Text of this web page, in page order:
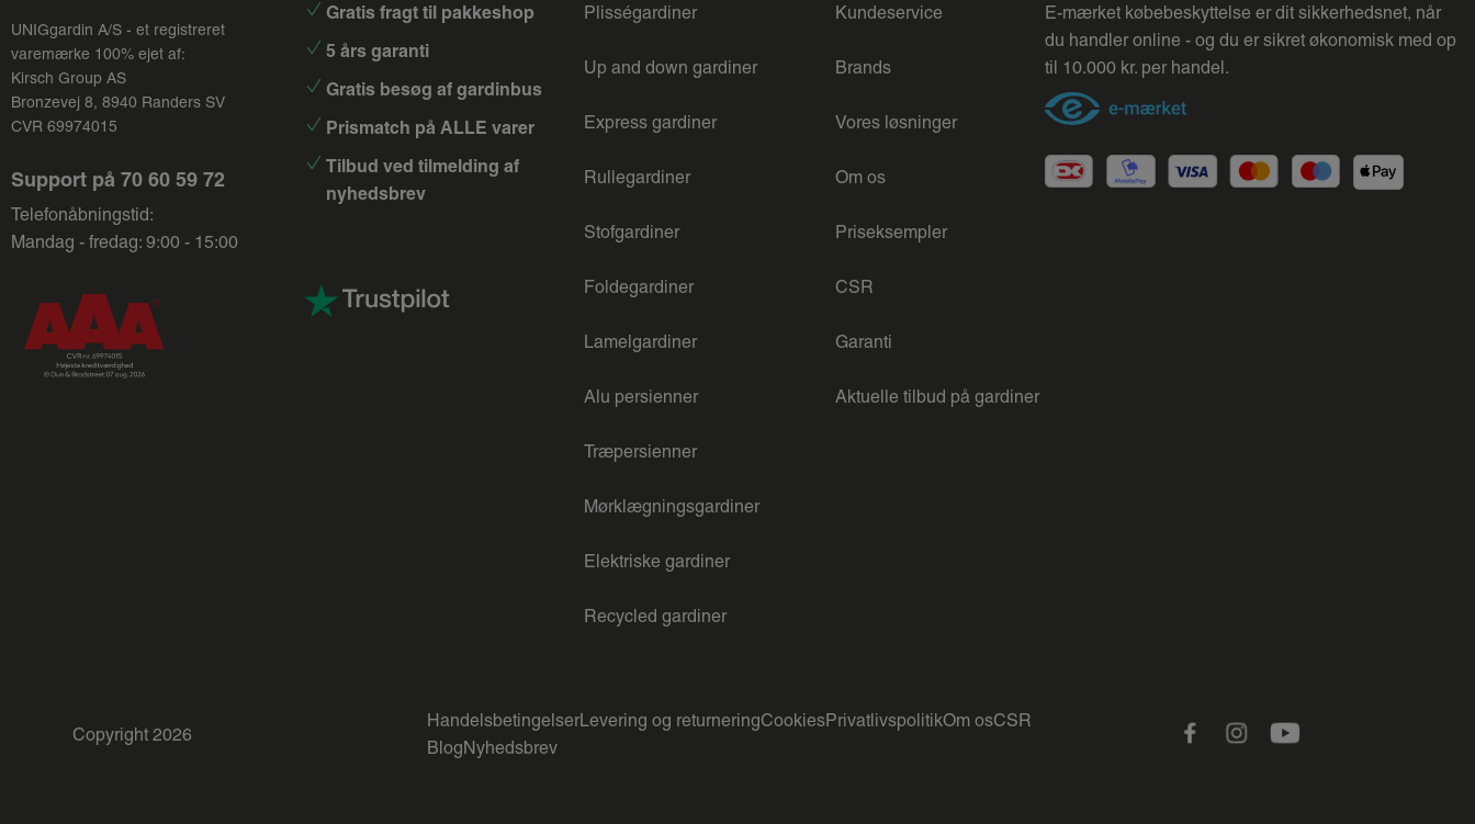
UNIGgardin A/S - et registreret
varemærke 100% ejet af:
Kirsch Group AS
Bronzevej 8, 8940 Randers SV
CVR 69974015
Support på 70 60 59 72
Telefonåbningstid:
Mandag - fredag: 9:00 - 15:00
Gratis fragt til pakkeshop
5 års garanti
Gratis besøg af gardinbus
Prismatch på ALLE varer
Tilbud ved tilmelding af
nyhedsbrev
Plisségardiner
Up and down gardiner
Express gardiner
Rullegardiner
Stofgardiner
Foldegardiner
Lamelgardiner
Alu persienner
Træpersienner
Mørklægningsgardiner
Elektriske gardiner
Recycled gardiner
Kundeservice
Brands
Vores løsninger
Om os
Priseksempler
CSR
Garanti
Aktuelle tilbud på gardiner
E-mærket købebeskyttelse er dit sikkerhedsnet, når
du handler online - og du er sikret økonomisk med op
til 10.000 kr. per handel.
Copyright 2026
HandelsbetingelserLevering og returneringCookiesPrivatlivspolitikOm osCSR
BlogNyhedsbrev
FacebookInstagramYoutube